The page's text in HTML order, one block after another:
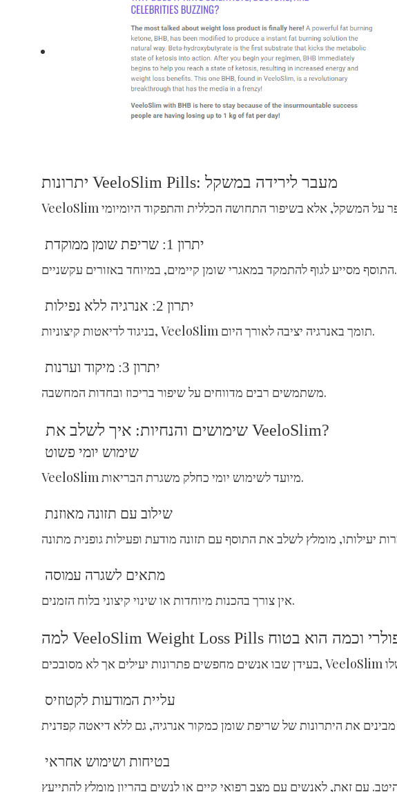
יתרונות VeeloSlim Pills: מעבר לירידה במשקל
יתרון 1: שריפת שומן ממוקדת
התוסף מסייע לגוף להתמקד במאגרי שומן קיימים, במיוחד באזורים עקשניים.
יתרון 2: אנרגיה ללא נפילות
בניגוד לדיאטות קיצוניות, VeeloSlim תומך באנרגיה יציבה לאורך היום.
יתרון 3: מיקוד וערנות
משתמשים רבים מדווחים על שיפור בריכוז ובחדות המחשבה.
שימושים והנחיות: איך לשלב את VeeloSlim?
שימוש יומי פשוט
VeeloSlim מיועד לשימוש יומי כחלק משגרת הבריאות.
שילוב עם תזונה מאוזנת
מתאים לשגרה עמוסה
אין צורך בהכנות מיוחדות או שינוי קיצוני בלוח הזמנים.
עליית המודעות לקטוזיס
בטיחות ושימוש אחראי
עם זאת, לאנשים עם מצב רפואי קיים או לנשים בהריון מומלץ להתייעץ